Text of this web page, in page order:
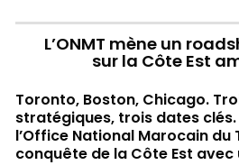
L’ONMT mène un
sur la Côte Est
Toronto, Boston, Chicago.
stratégiques, trois dates clés.
l’Office National Marocain
conquête de la Côte Est